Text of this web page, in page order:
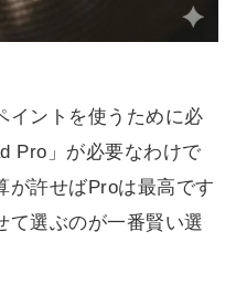
イントを使うために必
Pro」が必要なわけで
が許せばProは最高です
て選ぶのが一番賢い選